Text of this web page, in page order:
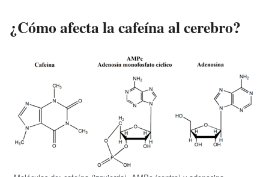
¿Cómo afecta la cafeína al cerebro?